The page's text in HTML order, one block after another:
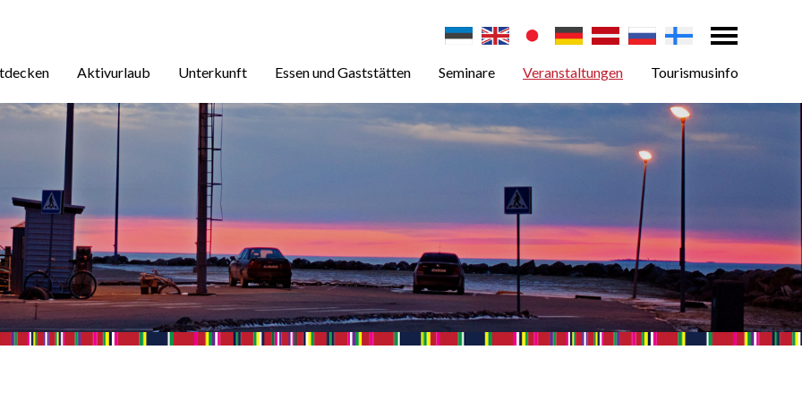
Aktivurlaub Unterkunft Essen und Gaststätten Seminare Veranstaltungen Tourismusinfo